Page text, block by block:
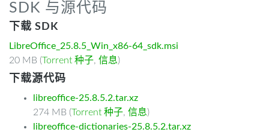
SDK 与源代码
下载 SDK
LibreOffice_25.8.5_Win_x86-64_sdk.msi
20 MB (Torrent 种子, 信息)
下载源代码
libreoffice-25.8.5.2.tar.xz
274 MB (Torrent 种子, 信息)
libreoffice-dictionaries-25.8.5.2.tar.xz